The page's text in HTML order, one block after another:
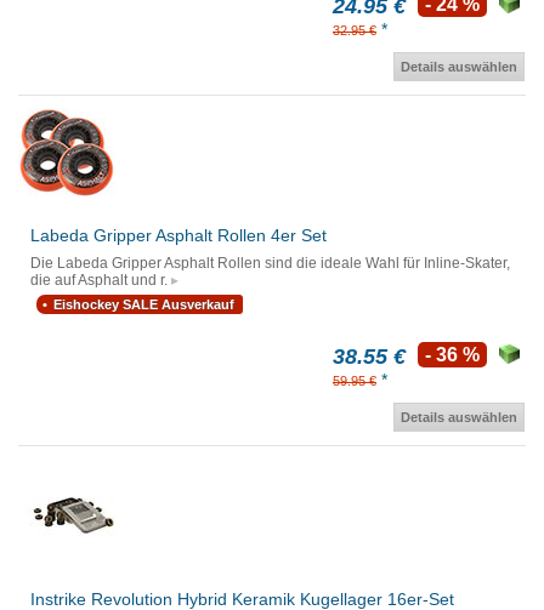
24.95 €
32.95 € *
Details auswählen
Labeda Gripper Asphalt Rollen 4er Set
Die Labeda Gripper Asphalt Rollen sind die ideale Wahl für Inline-Skater,
die auf Asphalt und r.
Eishockey SALE Ausverkauf
38.55 €
59.95 € *
- 36 %
Details auswählen
Instrike Revolution Hybrid Keramik Kugellager 16er-Set